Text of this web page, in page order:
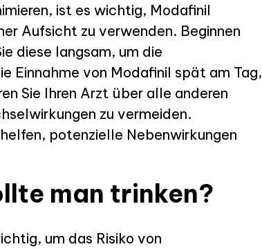
ist es wichtig, Modafinil
Aufsicht zu verwenden. Beginnen
diese langsam, um die
Einnahme von Modafinil spät am Tag,
Sie Ihren Arzt über alle anderen
zu vermeiden.
potenzielle Nebenwirkungen
man trinken?
um das Risiko von